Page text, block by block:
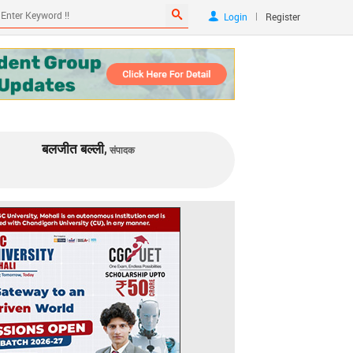
Login | Register
बलजीत बल्ली, संपादक